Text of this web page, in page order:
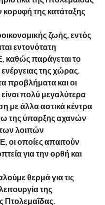
κορυφή της κατάταξης
ζωής, εντός
εντονότατη
καθώς παράγεται το
της χώρας.
προβλήματα και οι
πολύ μεγαλύτερα
με άλλα αστικά κέντρα
της ύπαρξης αχανών
λοιπών
οι οποίες απαιτούν
για την ορθή και
θερμά για τις
της
Πτολεμαΐδας.